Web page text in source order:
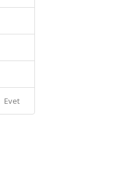
Evet